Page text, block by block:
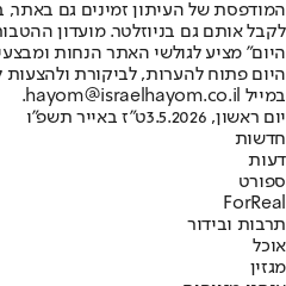
המודפסת של העיתון זמינים גם באתר,
לקבל אותם גם בניוזלטר. מועדון
היום" מציע לגולשי האתר הנחות
היום פתוח להערות, לביקורת ולהצעות
במייל hayom@israelhayom.co.il.
יום ראשון, 3.5.2026
ט"ז באייר תשפ"ו
חדשות
דעות
ספורט
ForReal
תרבות ובידור
אוכל
מגזין